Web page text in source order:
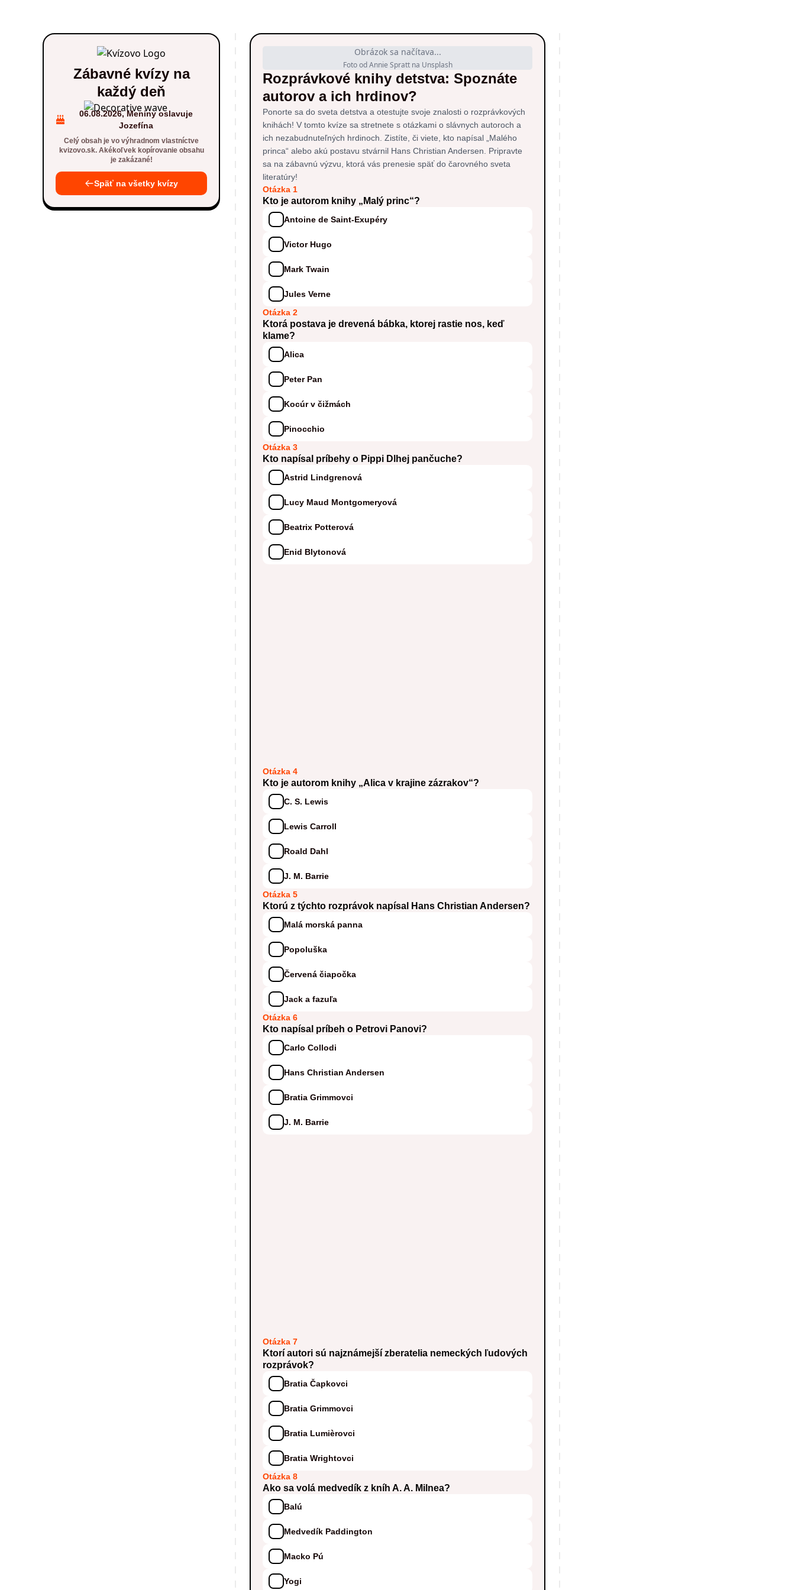
Zábavné kvízy na
každý deň
06.08.2026, Meniny oslavuje
Jozefína
Celý obsah je vo výhradnom vlastníctve
kvizovo.sk. Akékoľvek kopírovanie obsahu
je zakázané!
Späť na všetky kvízy
Obrázok sa načítava...
Foto od Annie Spratt na Unsplash
Rozprávkové knihy detstva: Spoznáte
autorov a ich hrdinov?
Ponorte sa do sveta detstva a otestujte svoje znalosti o rozprávkových
knihách! V tomto kvíze sa stretnete s otázkami o slávnych autoroch a
ich nezabudnuteľných hrdinoch. Zistíte, či viete, kto napísal „Malého
princa“ alebo akú postavu stvárnil Hans Christian Andersen. Pripravte
sa na zábavnú výzvu, ktorá vás prenesie späť do čarovného sveta
literatúry!
Otázka 1
Kto je autorom knihy „Malý princ“?
Antoine de Saint-Exupéry
Victor Hugo
Mark Twain
Jules Verne
Otázka 2
Ktorá postava je drevená bábka, ktorej rastie nos, keď
klame?
Alica
Peter Pan
Kocúr v čižmách
Pinocchio
Otázka 3
Kto napísal príbehy o Pippi Dlhej pančuche?
Astrid Lindgrenová
Lucy Maud Montgomeryová
Beatrix Potterová
Enid Blytonová
Otázka 4
Kto je autorom knihy „Alica v krajine zázrakov“?
C. S. Lewis
Lewis Carroll
Roald Dahl
J. M. Barrie
Otázka 5
Ktorú z týchto rozprávok napísal Hans Christian Andersen?
Malá morská panna
Popoluška
Červená čiapočka
Jack a fazuľa
Otázka 6
Kto napísal príbeh o Petrovi Panovi?
Carlo Collodi
Hans Christian Andersen
Bratia Grimmovci
J. M. Barrie
Otázka 7
Ktorí autori sú najznámejší zberatelia nemeckých ľudových
rozprávok?
Bratia Čapkovci
Bratia Grimmovci
Bratia Lumièrovci
Bratia Wrightovci
Otázka 8
Ako sa volá medvedík z kníh A. A. Milnea?
Balú
Medvedík Paddington
Macko Pú
Yogi